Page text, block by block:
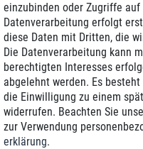
Zustellung
einzubinden oder Zugriffe
Datenverarbeitung erfolgt
diese Daten mit Dritten, die
Die Datenverarbeitung kann
berechtigten Interesses
abgelehnt werden. Es
die Einwilligung zu einem
widerrufen. Beachten Sie
zur Verwendung
erklärung.